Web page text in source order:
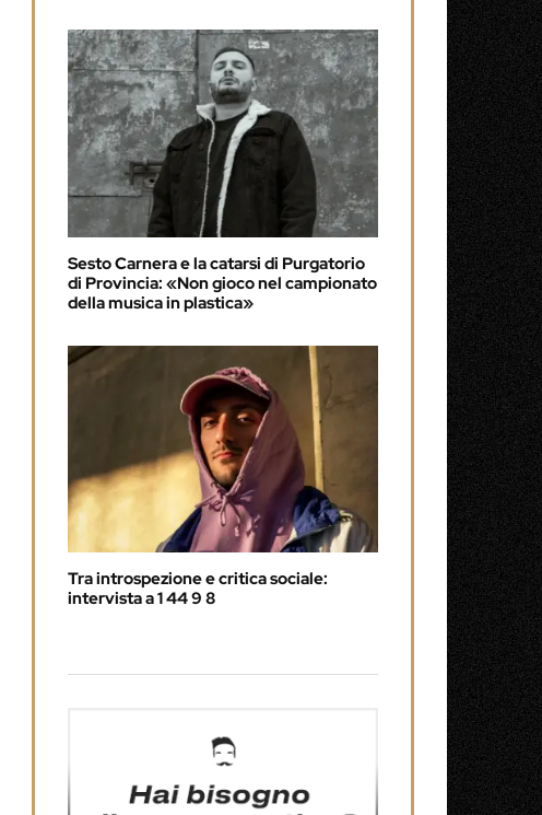
Sesto Carnera e la catarsi di Purgatorio
di Provincia: «Non gioco nel campionato
della musica in plastica»
Tra introspezione e critica sociale:
intervista a 1 44 9 8